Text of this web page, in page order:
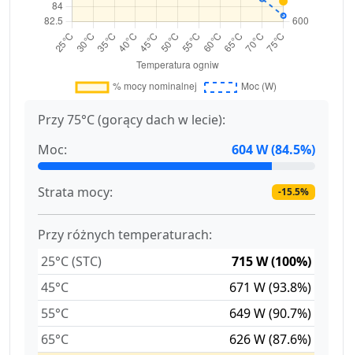
Przy 75°C (gorący dach w lecie):
Moc:
604 W (84.5%)
Strata mocy: -15.5%
Przy różnych temperaturach:
25°C (STC)
715 W (100%)
45°C
671 W (93.8%)
55°C
649 W (90.7%)
65°C
626 W (87.6%)